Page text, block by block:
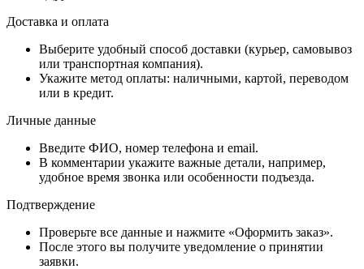
Доставка и оплата
Выберите удобный способ доставки (курьер, самовывоз
или транспортная компания).
Укажите метод оплаты: наличными, картой, переводом
или в кредит.
Личные данные
Введите ФИО, номер телефона и email.
В комментарии укажите важные детали, например,
удобное время звонка или особенности подъезда.
Подтверждение
Проверьте все данные и нажмите «Оформить заказ».
После этого вы получите уведомление о принятии
заявки.